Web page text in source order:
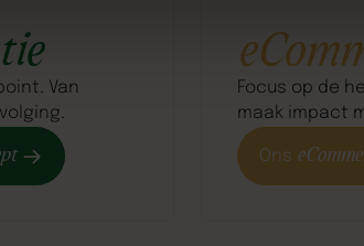
Van
Focus op de
maak impact
Ons